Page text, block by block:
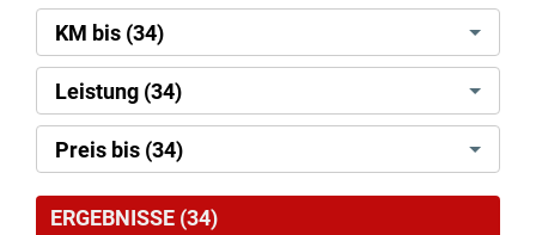
[min]
[max]
search[mileage]
KM bis (34)
search[power
kw]
Leistung (34)
search[display
price]
Preis bis (34)
ERGEBNISSE (34)